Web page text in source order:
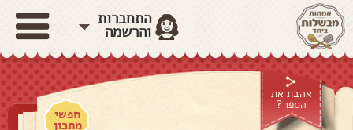
התחברות
והרשמה
אהבת את
הספר?
חפשי
מתכון